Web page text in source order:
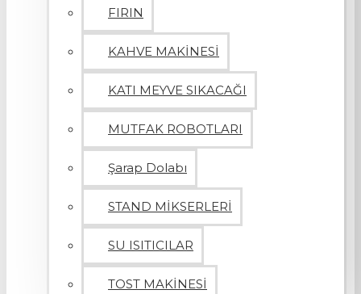
FIRIN
KAHVE MAKİNESİ
KATI MEYVE SIKACAĞI
MUTFAK ROBOTLARI
Şarap Dolabı
STAND MİKSERLERİ
SU ISITICILAR
TOST MAKİNESİ